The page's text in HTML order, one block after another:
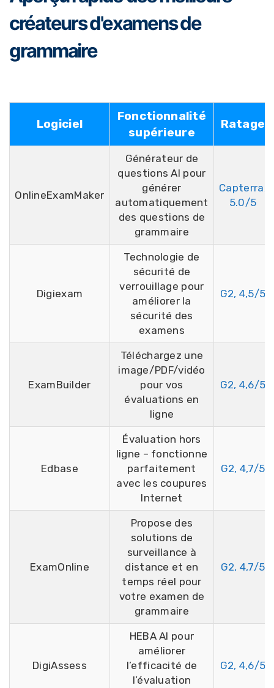
créateurs d'examens de
grammaire
Logiciel
Fonctionnalité
supérieure
Ratage
OnlineExamMaker
Générateur de
questions AI pour
générer
automatiquement
des questions de
grammaire
Capterra,
5.0/5
Digiexam
Technologie de
sécurité de
verrouillage pour
améliorer la
sécurité des
examens
G2, 4,5/5
ExamBuilder
Téléchargez une
image/PDF/vidéo
pour vos
évaluations en
ligne
G2, 4,6/5
Edbase
Évaluation hors
ligne – fonctionne
parfaitement
avec les coupures
Internet
G2, 4,7/5
ExamOnline
Propose des
solutions de
surveillance à
distance et en
temps réel pour
votre examen de
grammaire
G2, 4,7/5
DigiAssess
HEBA AI pour
améliorer
l’efficacité de
l’évaluation
G2, 4,6/5